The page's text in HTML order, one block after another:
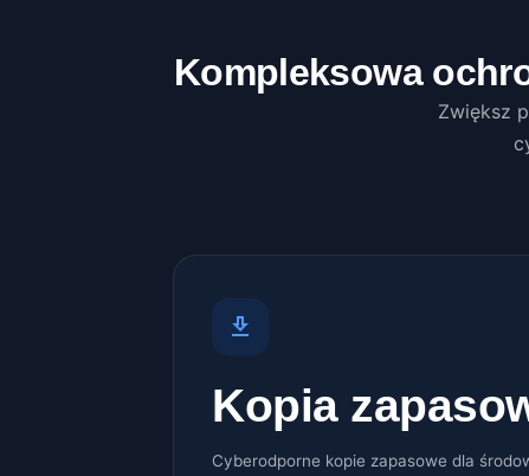
Kompleksowa
Zwiększ
Kopia
Cyberodporne kopie zapasowe dla